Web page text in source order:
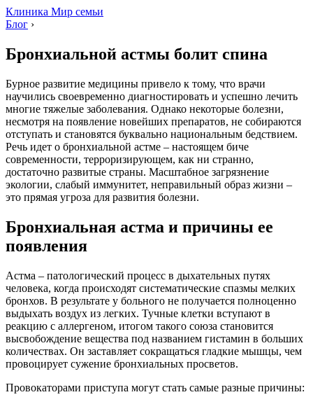
Клиника Мир семьи
Блог ›
Бронхиальной астмы болит спина
Бурное развитие медицины привело к тому, что врачи
научились своевременно диагностировать и успешно лечить
многие тяжелые заболевания. Однако некоторые болезни,
несмотря на появление новейших препаратов, не собираются
отступать и становятся буквально национальным бедствием.
Речь идет о бронхиальной астме – настоящем биче
современности, терроризирующем, как ни странно,
достаточно развитые страны. Масштабное загрязнение
экологии, слабый иммунитет, неправильный образ жизни –
это прямая угроза для развития болезни.
Бронхиальная астма и причины ее
появления
Астма – патологический процесс в дыхательных путях
человека, когда происходят систематические спазмы мелких
бронхов. В результате у больного не получается полноценно
выдыхать воздух из легких. Тучные клетки вступают в
реакцию с аллергеном, итогом такого союза становится
высвобождение вещества под названием гистамин в больших
количествах. Он заставляет сокращаться гладкие мышцы, чем
провоцирует сужение бронхиальных просветов.
Провокаторами приступа могут стать самые разные причины: